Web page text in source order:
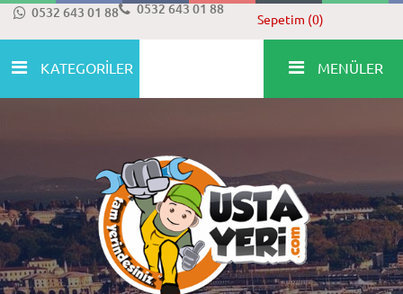
0532 643 01 88 0532 643 01 88
Sepetim (0)
KATEGORİLER MENÜLER